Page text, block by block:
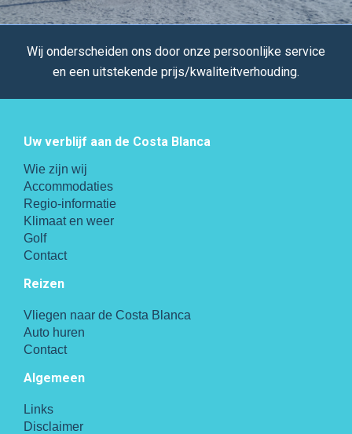
Wij onderscheiden ons door onze persoonlijke service
en een uitstekende prijs/kwaliteitverhouding.
Uw verblijf aan de Costa Blanca
Wie zijn wij
Accommodaties
Regio-informatie
Klimaat en weer
Golf
Contact
Reizen
Vliegen naar de Costa Blanca
Auto huren
Contact
Algemeen
Links
Disclaimer